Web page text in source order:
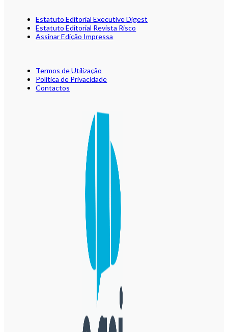
Estatuto Editorial Executive Digest
Estatuto Editorial Revista Risco
Assinar Edição Impressa
Termos de Utilização
Política de Privacidade
Contactos